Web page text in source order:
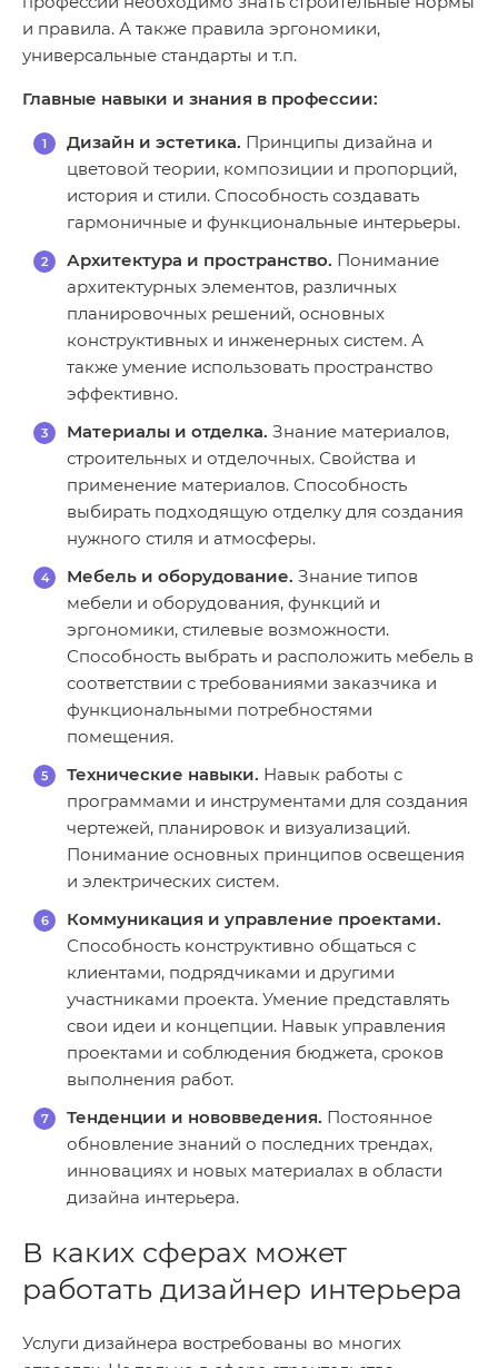
и правила. А также правила эргономики,
универсальные стандарты и т.п.
Главные навыки и знания в профессии:
Дизайн и эстетика. Принципы дизайна и
цветовой теории, композиции и пропорций,
история и стили. Способность создавать
гармоничные и функциональные интерьеры.
Архитектура и пространство. Понимание
архитектурных элементов, различных
планировочных решений, основных
конструктивных и инженерных систем. А
также умение использовать пространство
эффективно.
Материалы и отделка. Знание материалов,
строительных и отделочных. Свойства и
применение материалов. Способность
выбирать подходящую отделку для создания
нужного стиля и атмосферы.
Мебель и оборудование. Знание типов
мебели и оборудования, функций и
эргономики, стилевые возможности.
Способность выбрать и расположить мебель в
соответствии с требованиями заказчика и
функциональными потребностями
помещения.
Технические навыки. Навык работы с
программами и инструментами для создания
чертежей, планировок и визуализаций.
Понимание основных принципов освещения
и электрических систем.
Коммуникация и управление проектами.
Способность конструктивно общаться с
клиентами, подрядчиками и другими
участниками проекта. Умение представлять
свои идеи и концепции. Навык управления
проектами и соблюдения бюджета, сроков
выполнения работ.
Тенденции и нововведения. Постоянное
обновление знаний о последних трендах,
инновациях и новых материалах в области
дизайна интерьера.
В каких сферах может
работать дизайнер интерьера
Услуги дизайнера востребованы во многих